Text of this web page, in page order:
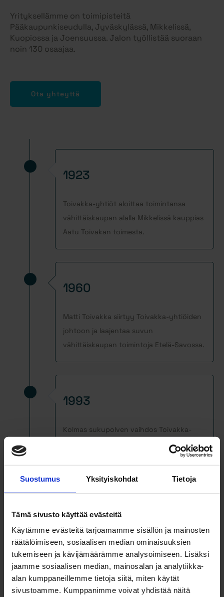
Suostumus Yksityiskohdat Tietoja
Tämä sivusto käyttää evästeitä
Käytämme evästeitä tarjoamamme sisällön ja mainosten
räätälöimiseen, sosiaalisen median ominaisuuksien
tukemiseen ja kävijämäärämme analysoimiseen. Lisäksi
jaamme sosiaalisen median, mainosalan ja analytiikka-
alan kumppaneillemme tietoja siitä, miten käytät
sivustoamme. Kumppanimme voivat yhdistää näitä
Yrityksellämme on toimipisteitä
Pääkaupunkiseudulla, Jyväskylässä, Mikkelissä,
Kuopiossa ja Joensuussa. Jalon työllistää suoraan
noin 130 osaajaa.
Ota yhteyttä
1923
Toivakka-yhtiöt aloittaa toimintansa
vähittäiskaupan alalla Mikkelissä kauppias
Aatu Toivakan toimesta.
1960
Matti Toivakka siirtyy Toivakka-yhtiöiden
johtoon ja laajentaa suvun
vähittäiskaupan toimintoja Etelä-Savossa.
1993
Kolmas sukupolven vaihdos Toivakka-
yhtiöissä, Jukka ja Heikki Toivakka
palaavat perheyhtiön palvelukseen.
1986
JL-Rakentajat Oy perustetaan Juhani
Liukkosen toimesta. Toimialueena Mikkeli
ja lähiseutu.